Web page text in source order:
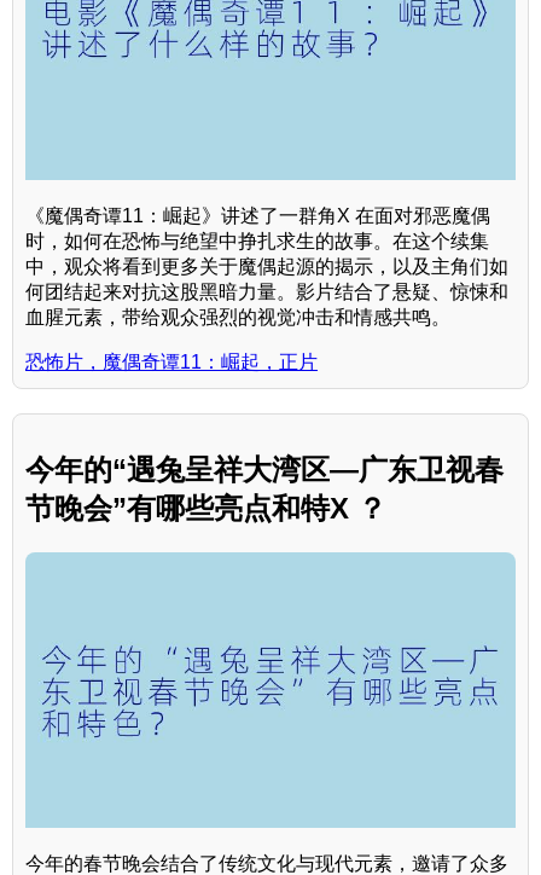
《魔偶奇谭11：崛起》讲述了一群角X 在面对邪恶魔偶
时，如何在恐怖与绝望中挣扎求生的故事。在这个续集
中，观众将看到更多关于魔偶起源的揭示，以及主角们如
何团结起来对抗这股黑暗力量。影片结合了悬疑、惊悚和
血腥元素，带给观众强烈的视觉冲击和情感共鸣。
恐怖片，魔偶奇谭11：崛起，正片
今年的“遇兔呈祥大湾区—广东卫视春
节晚会”有哪些亮点和特X ？
今年的春节晚会结合了传统文化与现代元素，邀请了众多